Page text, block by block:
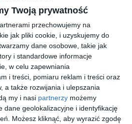
Twoją prywatność
przechowujemy na
jak pliki cookie, i uzyskujemy do
dane osobowe, takie jak
i standardowe informacje
w celu zapewniania
i treści, pomiaru reklam i treści oraz
a także rozwijania i ulepszania
my i nasi partnerzy możemy
dane geolokalizacyjne i identyfikację
Możesz kliknąć, aby wyrazić zgodę
w zabudowie z
nad
blatem
z jadalnią